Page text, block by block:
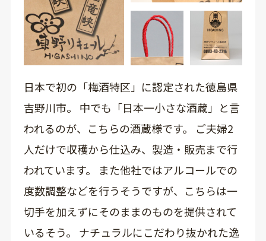
日本で初の「梅酒特区」に認定された徳島県
吉野川市。 中でも「日本一小さな酒蔵」と言
われるのが、こちらの酒蔵様です。 ご夫婦2
人だけで収穫から仕込み、製造・販売まで行
われています。 また他社ではアルコールでの
度数調整などを行うそうですが、こちらは一
切手を加えずにそのままのものを提供されて
いるそう。 ナチュラルにこだわり抜かれた逸